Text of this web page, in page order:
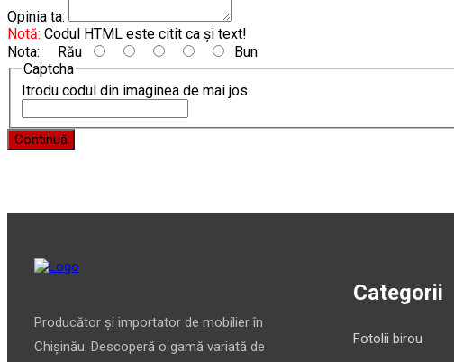
Opinia ta:
Notă: Codul HTML este citit ca şi text!
Nota: Rău
Bun
Captcha
Itrodu codul din imaginea de mai jos
Continuă
Producător și importator de mobilier în
Chișinău. Descoperă o gamă variată de
Categorii
Fotolii birou